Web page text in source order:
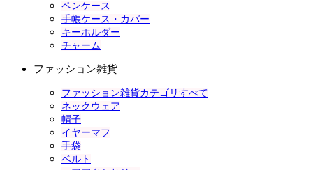
ペンケース
手帳ケース・カバー
キーホルダー
チャーム
ファッション雑貨
ファッション雑貨カテゴリすべて
ネックウェア
帽子
イヤーマフ
手袋
ベルト